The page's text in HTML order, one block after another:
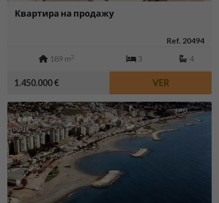
Квартира на продажу
Ref. 20494
189 m2 3 4
1.450.000 € VER